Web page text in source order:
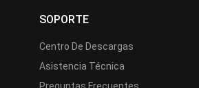
SOPORTE
Centro De Descargas
Asistencia Técnica